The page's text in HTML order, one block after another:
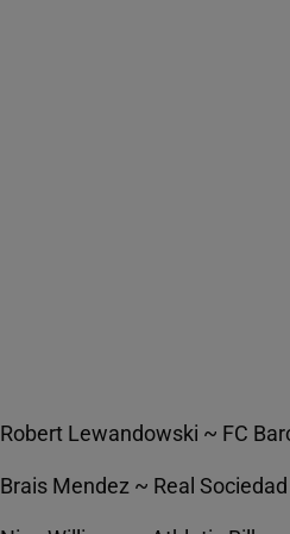
Robert Lewandowski ~ FC
Brais Mendez ~ Real Sociedad